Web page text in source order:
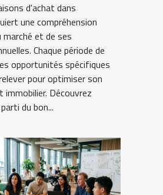
d'achat dans
une compréhension
et de ses
Chaque période de
opportunités spécifiques
pour optimiser son
Découvrez
du bon...